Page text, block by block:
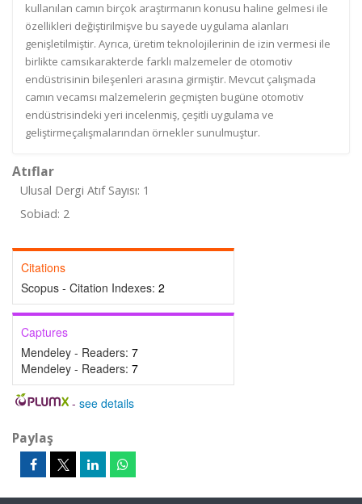
kullanılan camın birçok araştırmanın konusu haline gelmesi ile
özellikleri değiştirilmişve bu sayede uygulama alanları
genişletilmiştir. Ayrıca, üretim teknolojilerinin de izin vermesi ile
birlikte camsıkarakterde farklı malzemeler de otomotiv
endüstrisinin bileşenleri arasına girmiştir. Mevcut çalışmada
camın vecamsı malzemelerin geçmişten bugüne otomotiv
endüstrisindeki yeri incelenmiş, çeşitli uygulama ve
geliştirmeçalışmalarından örnekler sunulmuştur.
Atıflar
Ulusal Dergi Atıf Sayısı: 1
Sobiad: 2
Citations
Scopus - Citation Indexes: 2
Captures
Mendeley - Readers: 7
Mendeley - Readers: 7
- see details
Paylaş